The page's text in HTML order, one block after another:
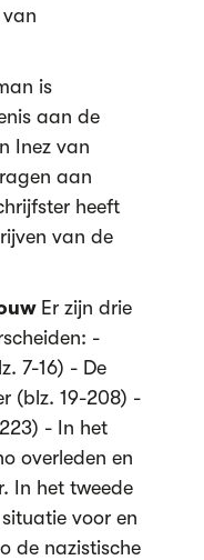
is
aan de
Inez van
aan
heeft
van de
Er zijn drie
-
7-16) - De
(blz. 19-208) -
- In het
overleden en
In het tweede
voor en
de nazistische